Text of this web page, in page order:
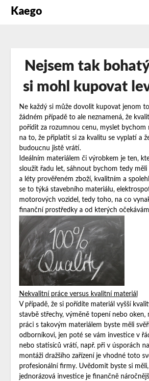
Kaego
Nejsem tak
si mohl kupovat
Ne každý si může dovolit kupovat jenom
žádném případě to ale neznamená, že
pořídit za rozumnou cenu, myslet bychom
na to, že připlatit si za kvalitu se vyplatí a
budoucnu jistě vrátí.
Ideálním materiálem či výrobkem je ten,
sloužit řadu let, sáhnout bychom tedy měli
a léty prověřeném zboží, kvalitním a
se to týká stavebního materiálu,
motorových vozidel, tedy toho, na co
finanční prostředky a od kterých
Nekvalitní práce versus kvalitní materiál
V případě, že si pořídíte materiál vyšší
stavbě střechy, výměně topení nebo oken,
práci s takovým materiálem byste měli
odborníkovi, jen poté se vám investice v
nebo statisíců vrátí, např. při v úsporách
montáži dražšího zařízení je vhodné toto
profesionální firmy. Uvědomit byste si měli,
jednorázová investice je finančně